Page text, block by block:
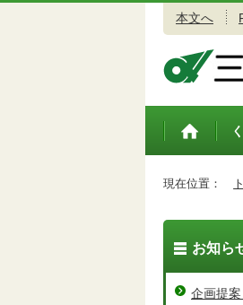
本文へ
トップペ
現在位置：
お知ら
企画提